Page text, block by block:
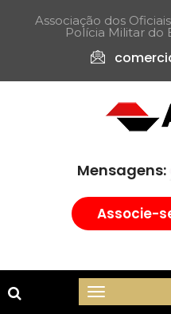
Associação dos
Polícia Militar do
Mensagens:
Associe-